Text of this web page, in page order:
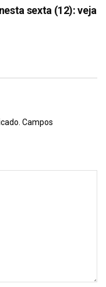
sexta (12): veja
Campos